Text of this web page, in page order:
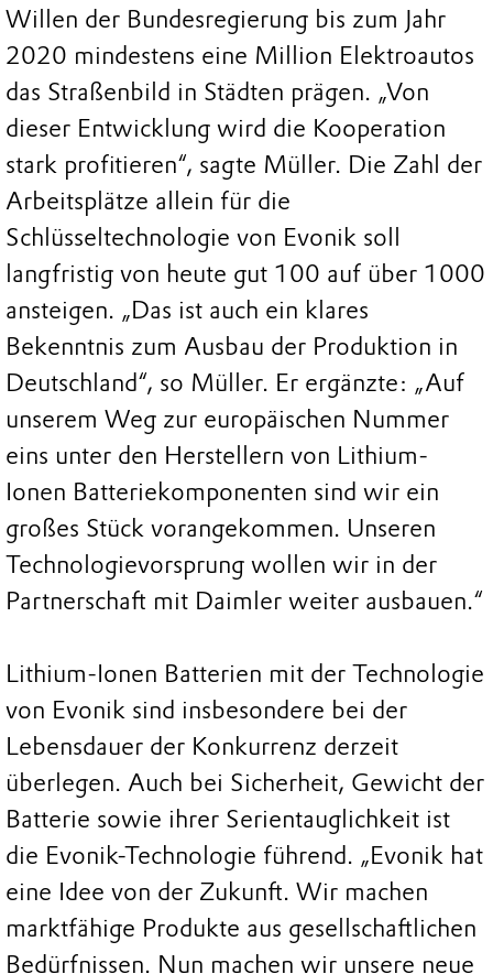
Willen der Bundesregierung bis zum Jahr
2020 mindestens eine Million Elektroautos
das Straßenbild in Städten prägen. „Von
dieser Entwicklung wird die Kooperation
stark profitieren“, sagte Müller. Die Zahl der
Arbeitsplätze allein für die
Schlüsseltechnologie von Evonik soll
langfristig von heute gut 100 auf über 1000
ansteigen. „Das ist auch ein klares
Bekenntnis zum Ausbau der Produktion in
Deutschland“, so Müller. Er ergänzte: „Auf
unserem Weg zur europäischen Nummer
eins unter den Herstellern von Lithium-
Ionen Batteriekomponenten sind wir ein
großes Stück vorangekommen. Unseren
Technologievorsprung wollen wir in der
Partnerschaft mit Daimler weiter ausbauen.“
Lithium-Ionen Batterien mit der Technologie
von Evonik sind insbesondere bei der
Lebensdauer der Konkurrenz derzeit
überlegen. Auch bei Sicherheit, Gewicht der
Batterie sowie ihrer Serientauglichkeit ist
die Evonik-Technologie führend. „Evonik hat
eine Idee von der Zukunft. Wir machen
marktfähige Produkte aus gesellschaftlichen
Bedürfnissen. Nun machen wir unsere neue